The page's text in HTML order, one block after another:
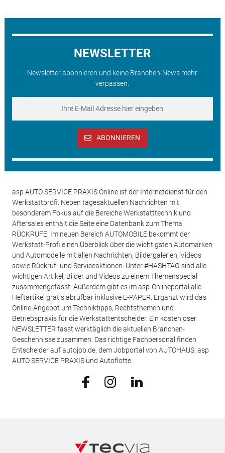
NEWSLETTER
Newsletter abonnieren und keine Branchen-News mehr
verpassen.
ABONNIEREN
asp AUTO SERVICE PRAXIS Online ist der Internetdienst für den
Werkstattprofi. Neben tagesaktuellen Nachrichten mit
besonderem Fokus auf die Bereiche Werkstatttechnik und
Aftersales enthält die Seite eine Datenbank zum Thema
RÜCKRUFE. Im neuen Bereich AUTOMOBILE bekommt der
Werkstatt-Profi einen Überblick über die wichtigsten Automarken
und Automodelle mit allen Nachrichten, Bildergalerien, Videos
sowie Rückruf- und Serviceaktionen. Unter #HASHTAG sind alle
wichtigen Artikel, Bilder und Videos zu einem Themenspecial
zusammengefasst. Außerdem gibt es im asp-Onlineportal alle
Heftartikel gratis abrufbar inklusive E-PAPER. Ergänzt wird das
Online-Angebot um Techniktipps, Rechtsthemen und
Betriebspraxis für die Werkstattentscheider. Ein kostenloser
NEWSLETTER fasst werktäglich die aktuellen Branchen-
Geschehnisse zusammen. Das richtige Fachpersonal finden
Entscheider auf autojob.de, dem Jobportal von AUTOHAUS, asp
AUTO SERVICE PRAXIS und Autoflotte.